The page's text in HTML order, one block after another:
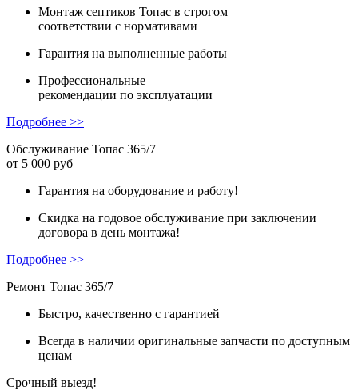
Монтаж септиков Топас в строгом
соответствии с нормативами
Гарантия на выполненные работы
Профессиональные
рекомендации по эксплуатации
Подробнее >>
Обслуживание Топас 365/7
от 5 000 руб
Гарантия на оборудование и работу!
Скидка на годовое обслуживание при заключении
договора в день монтажа!
Подробнее >>
Ремонт Топас 365/7
Быстро, качественно с гарантией
Всегда в наличии оригинальные запчасти по доступным
ценам
Срочный выезд!